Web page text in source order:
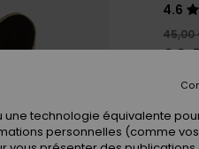
4.6
45,00
technologie équivalente
personnelles (comme